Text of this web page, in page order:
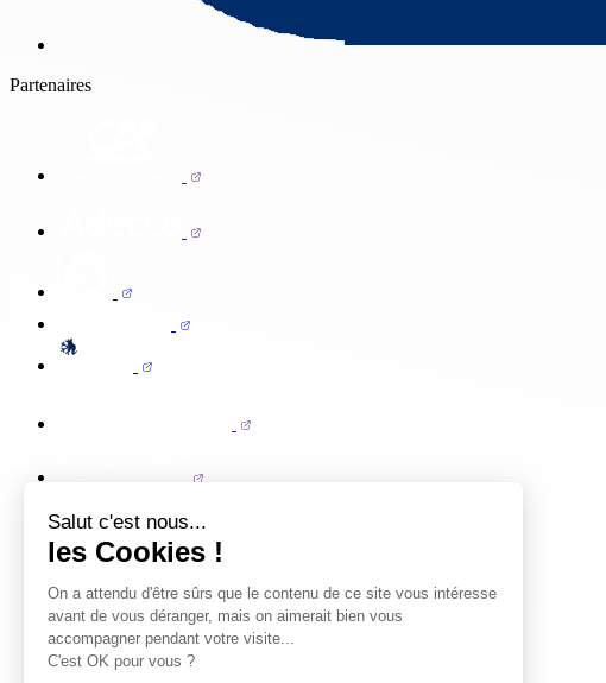
Salut c'est nous...
les Cookies !
On a attendu d'être sûrs que le contenu de ce site vous intéresse
avant de vous déranger, mais on aimerait bien vous
accompagner pendant votre visite...
C'est OK pour vous ?
Partenaires